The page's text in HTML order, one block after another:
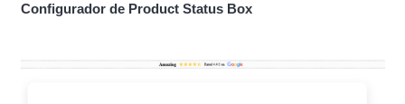
Configurador de Product Status Box